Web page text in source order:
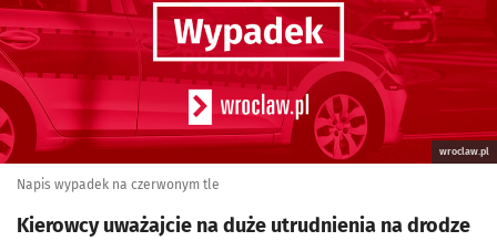
wroclaw.pl
Napis wypadek na czerwonym tle
Kierowcy uważajcie na duże utrudnienia na drodze